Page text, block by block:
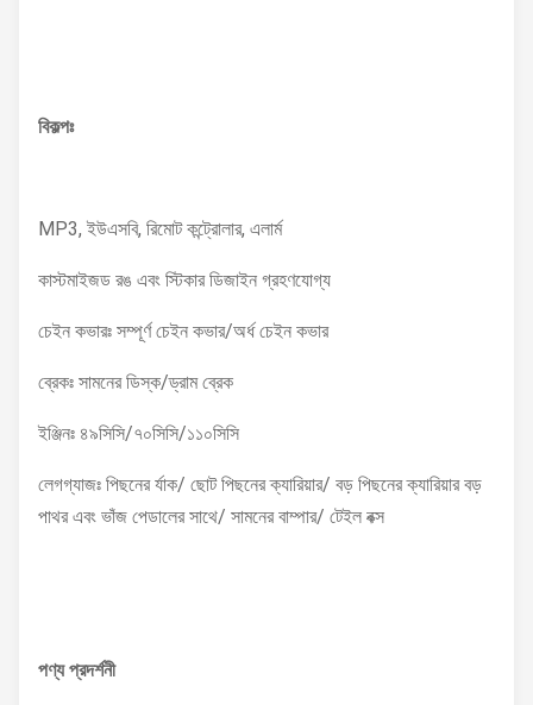
বিকল্পঃ
MP3, ইউএসবি, রিমোট কন্ট্রোলার, এলার্ম
কাস্টমাইজড রঙ এবং স্টিকার ডিজাইন গ্রহণযোগ্য
চেইন কভারঃ সম্পূর্ণ চেইন কভার/অর্ধ চেইন কভার
ব্রেকঃ সামনের ডিস্ক/ড্রাম ব্রেক
ইঞ্জিনঃ ৪৯সিসি/৭০সিসি/১১০সিসি
লেগগ্যাজঃ পিছনের র্যাক/ ছোট পিছনের ক্যারিয়ার/ বড় পিছনের ক্যারিয়ার বড়
পাথর এবং ভাঁজ পেডালের সাথে/ সামনের বাম্পার/ টেইল বক্স
পণ্য প্রদর্শনী